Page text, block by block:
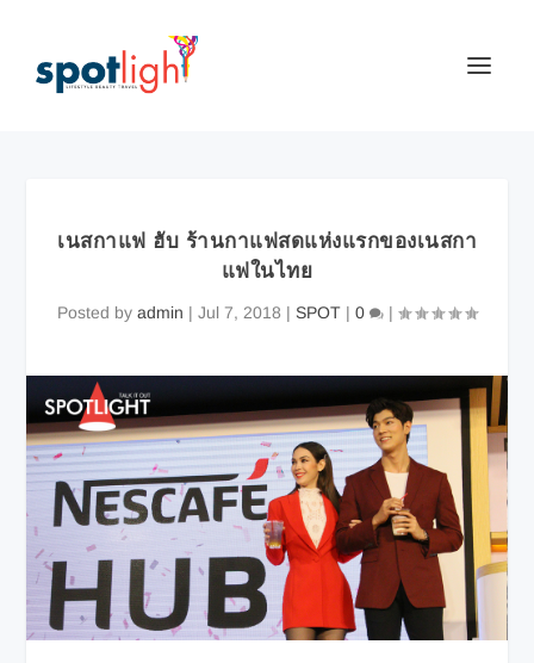
เนสกาแฟ ฮับ ร้านกาแฟสดแห่งแรกของเนสกา
แฟในไทย
Posted by admin | Jul 7, 2018 | SPOT | 0 |